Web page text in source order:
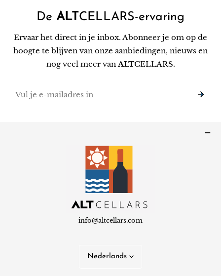
De ALTCELLARS-ervaring
Ervaar het direct in je inbox. Abonneer je om op de
hoogte te blijven van onze aanbiedingen, nieuws en
nog veel meer van ALTCELLARS.
info@altcellars.com
Nederlands